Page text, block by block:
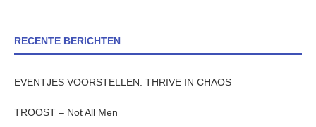
RECENTE BERICHTEN
EVENTJES VOORSTELLEN: THRIVE IN CHAOS
TROOST – Not All Men